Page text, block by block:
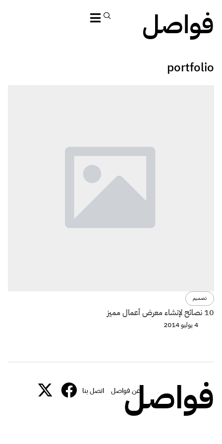
فواصل
portfolio
تصميم
10 نصائح لإنشاء معرض أعمال مميز
4 يوليو 2014
فواصل
عن فواصل اتصل بنا